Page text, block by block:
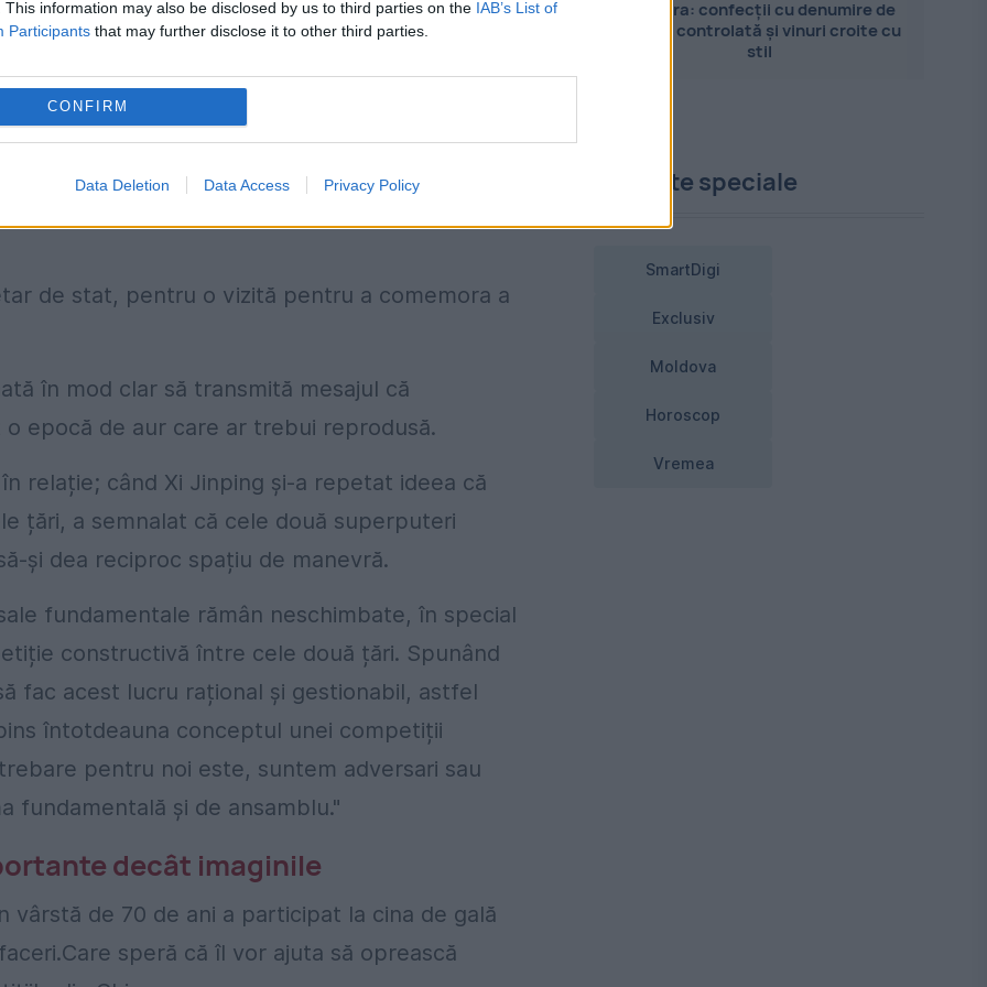
This information may also be disclosed by us to third parties on the IAB’s List of
Participants that may further disclose it to other third parties.
CONFIRM
Data Deletion Data Access Privacy Policy
fierbinți
pentru care Xi Jinping se pregătise de-a
față de oficialii american.
Joe Biden, la Bali, anul trecut. În această vară
începând cu secretarul de stat Antony J.
de stat, pentru o vizită pentru a comemora a
în mod clar să transmită mesajul că
epocă de aur care ar trebui reprodusă.
relație; când Xi Jinping și-a repetat ideea că
țări, a semnalat că cele două superputeri
și dea reciproc spațiu de manevră.
fundamentale rămân neschimbate, în special
constructivă între cele două țări. Spunând
fac acest lucru rațional și gestionabil, astfel
întotdeauna conceptul unei competiții
pentru noi este, suntem adversari sau
fundamentală și de ansamblu."
decât imaginile
vârstă de 70 de ani a participat la cina de gală
speră că îl vor ajuta să oprească
Pandora: confecții cu denumire de
origine controlată și vinuri croite cu
stil
Proiecte speciale
SmartDigi
Exclusiv
Moldova
Horoscop
Vremea